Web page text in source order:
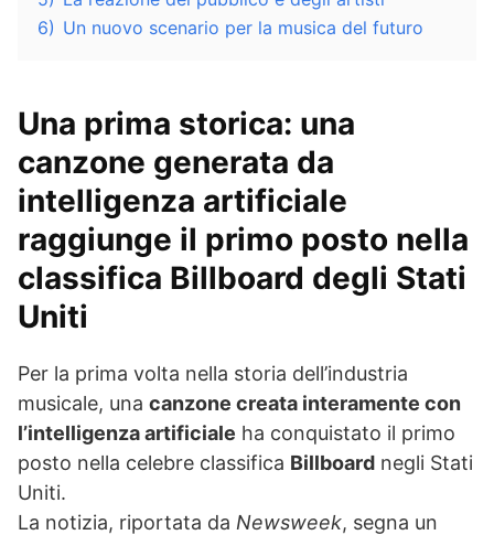
6) Un nuovo scenario per la musica del futuro
Una prima storica: una
canzone generata da
intelligenza artificiale
raggiunge il primo posto nella
classifica Billboard degli Stati
Uniti
Per la prima volta nella storia dell’industria
musicale, una canzone creata interamente con
l’intelligenza artificiale ha conquistato il primo
posto nella celebre classifica Billboard negli Stati
Uniti.
La notizia, riportata da Newsweek, segna un